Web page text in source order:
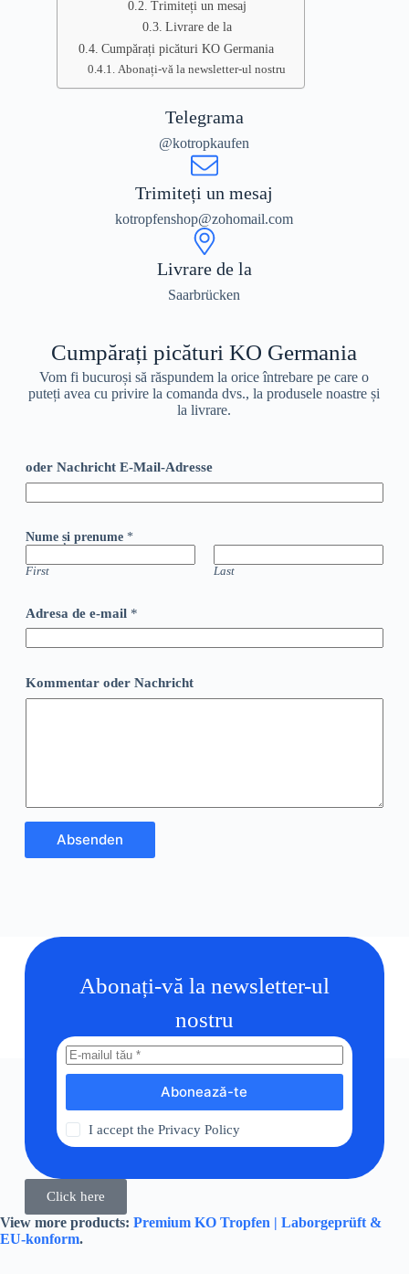
Trimiteți un mesaj
Livrare de la
Cumpărați picături KO Germania
Abonați-vă la newsletter-ul nostru
Telegrama
@kotropkaufen
Trimiteți un mesaj
kotropfenshop@zohomail.com
Livrare de la
Saarbrücken
Cumpărați picături KO Germania
Vom fi bucuroși să răspundem la orice întrebare pe care o
puteți avea cu privire la comanda dvs., la produsele noastre și
la livrare.
oder Nachricht E-Mail-Adresse
Nume și prenume *
First Last
Adresa de e-mail *
Kommentar oder Nachricht
Absenden
Abonați-vă la newsletter-ul
nostru
Abonează-te
I accept thePrivacy Policy
Click here
View more products: Premium KO Tropfen | Laborgeprüft &
EU-konform.